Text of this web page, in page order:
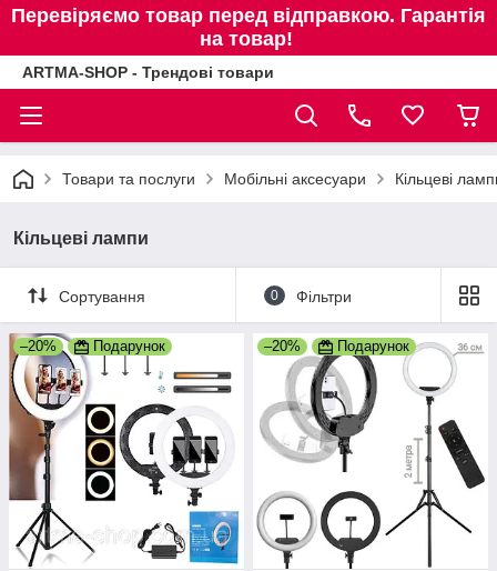
Перевіряємо товар перед відправкою. Гарантія
на товар!
ARTMA-SHOP - Трендові товари
Товари та послуги Мобільні аксесуари Кільцеві
Кільцеві лампи
Сортування 0 Фільтри
–20% Подарунок –20% Подарунок